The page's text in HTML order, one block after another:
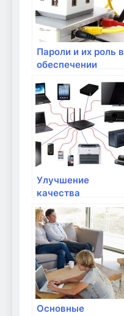
Пароли и их роль в
обеспечении
Улучшение
качества
видеозвонков в
Скайпе или Zoom
Основные